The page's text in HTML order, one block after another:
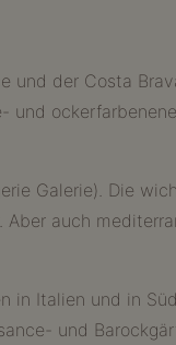
und der Costa
Galerie). Die
auch
in Italien und in
und